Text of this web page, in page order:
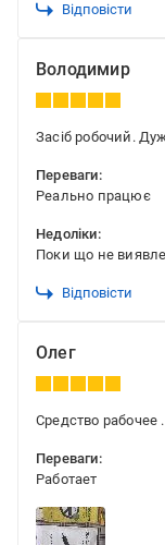
Відповісти
Володимир
Засіб робочий.
Переваги:
Реально працює
Недоліки:
Поки що не
Відповісти
Олег
Средство рабочее
Переваги:
Работает